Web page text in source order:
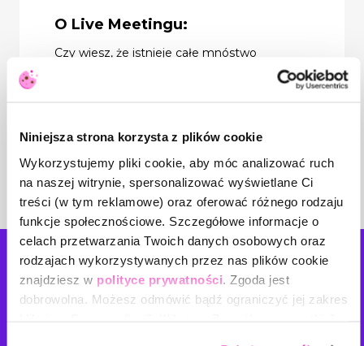
Niniejsza strona korzysta z plików cookie
Wykorzystujemy pliki cookie, aby móc analizować ruch
na naszej witrynie, spersonalizować wyświetlane Ci
treści (w tym reklamowe) oraz oferować różnego rodzaju
funkcje społecznościowe. Szczegółowe informacje o
celach przetwarzania Twoich danych osobowych oraz
rodzajach wykorzystywanych przez nas plików cookie
znajdziesz w polityce prywatności . Zgoda jest
dobrowolna. Możesz odmówić bądź ograniczyć jej zakres
O Live Meetingu:
Czy wiesz, że istnieje całe mnóstwo
spotykanych killerów komunikacyjnych?
ich "skuteczności". Dowiemy się także, jakie
są dla nich alternatywy i kiedy je stosować.
Nie czekaj, ale zapisz się na Live Meeting –
o to właśnie "chciałbym" Cię prosić
Napiszdo nas!
Masz pomysł na nowe tematy szkoleń? Planujesz